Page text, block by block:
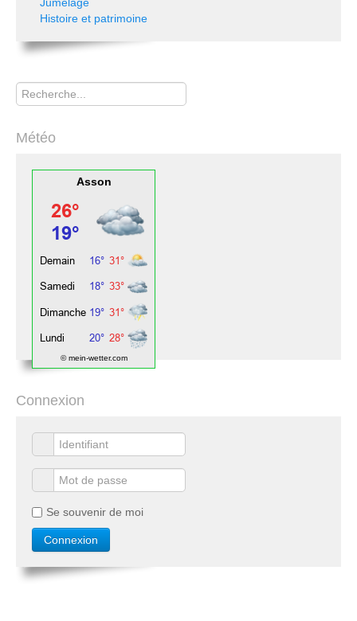
Histoire et patrimoine
Rechercher
Météo
Asson
© mein-wetter.com
Connexion
Se souvenir de moi